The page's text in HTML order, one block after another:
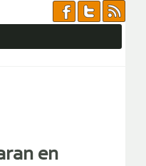
en